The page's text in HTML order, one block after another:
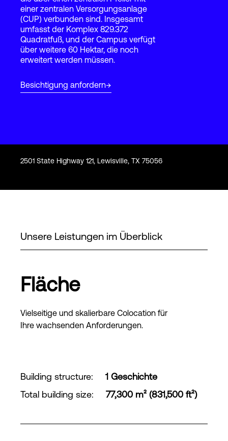
Login
einer zentralen Versorgungsanlage
(CUP) verbunden sind. Insgesamt
umfasst der Komplex 829.372
Quadratfuß, und der Campus verfügt
über weitere 60 Hektar, die noch
erweitert werden müssen.
Besichtigung anfordern
2501 State Highway 121, Lewisville, TX 75056
Unsere Leistungen im Überblick
Fläche
Vielseitige und skalierbare Colocation für
Ihre wachsenden Anforderungen.
Building structure:
1 Geschichte
Total building size: 77,300 m² (831,500 ft²)